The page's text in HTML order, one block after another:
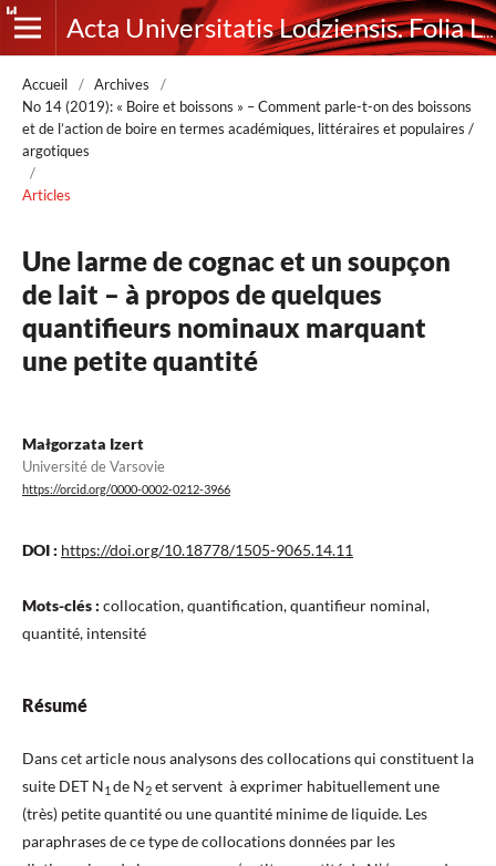
Acta Universitatis Lodziensis. Folia Litteraria Romanica
Accueil / Archives
/
No 14 (2019): « Boire et boissons » – Comment parle-t-on des boissons
et de l’action de boire en termes académiques, littéraires et populaires /
argotiques
/
Articles
Une larme de cognac et un soupçon
de lait – à propos de quelques
quantifieurs nominaux marquant
une petite quantité
Małgorzata Izert
Université de Varsovie
https://orcid.org/0000-0002-0212-3966
DOI : https://doi.org/10.18778/1505-9065.14.11
Mots-clés : collocation, quantification, quantifieur nominal,
quantité, intensité
Résumé
Dans cet article nous analysons des collocations qui constituent la
suite DET N1 de N2 et servent à exprimer habituellement une
(très) petite quantité ou une quantité minime de liquide. Les
paraphrases de ce type de collocations données par les